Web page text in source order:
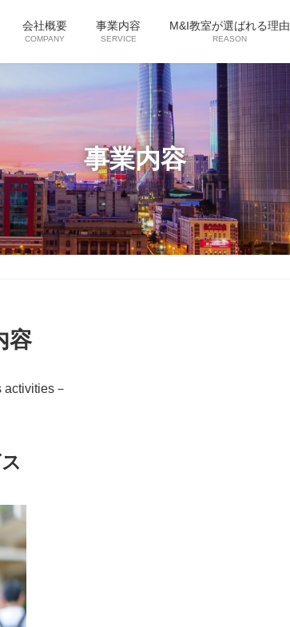
会社概要
COMPANY
事業内容
SERVICE
M&I教室が選ばれる理由
REASON
事業内容
容
activities－